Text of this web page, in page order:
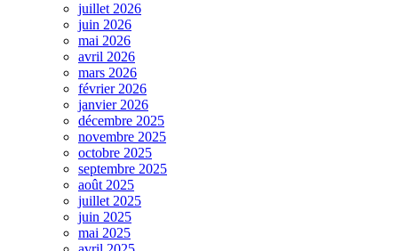
juillet 2026
juin 2026
mai 2026
avril 2026
mars 2026
février 2026
janvier 2026
décembre 2025
novembre 2025
octobre 2025
septembre 2025
août 2025
juillet 2025
juin 2025
mai 2025